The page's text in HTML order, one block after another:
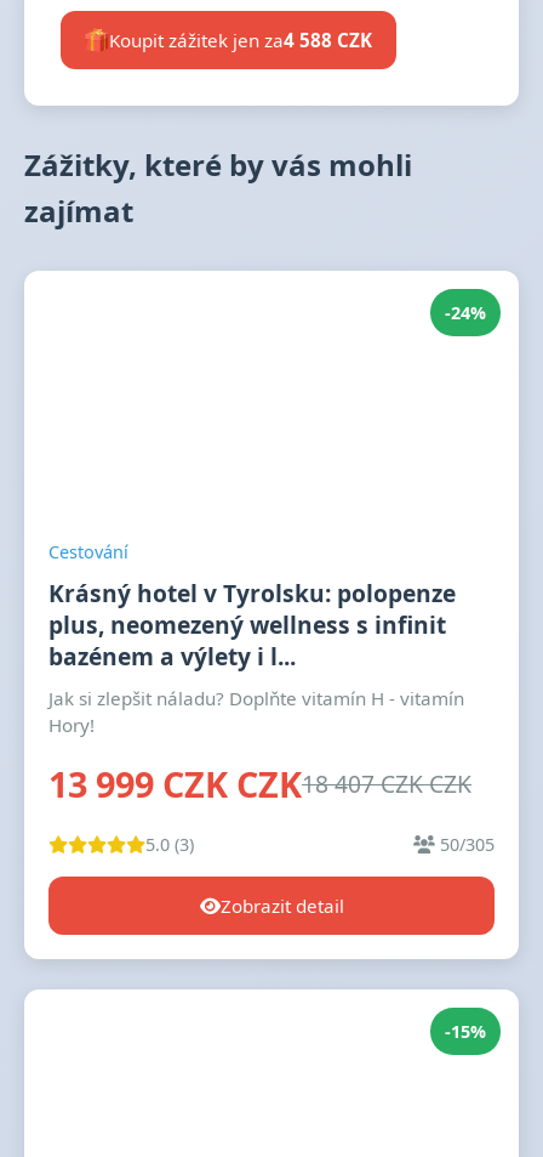
Koupit zážitek jen za4 588 CZK
Zážitky, které by vás mohli
zajímat
-24%
Cestování
Krásný hotel v Tyrolsku: polopenze
plus, neomezený wellness s infinit
bazénem a výlety i l...
Jak si zlepšit náladu? Doplňte vitamín H - vitamín
Hory!
13 999 CZK CZK18 407 CZK CZK
5.0 (3) 50/305
Zobrazit detail
-15%